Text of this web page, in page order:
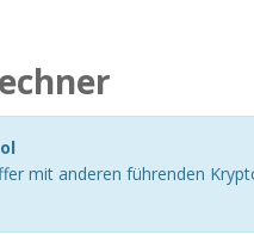
mit anderen führenden